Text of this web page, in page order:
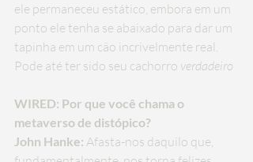
ele permaneceu estático, embora em um
ponto ele tenha se abaixado para dar um
tapinha em um cão incrivelmente real.
Pode até ter sido seu cachorro verdadeiro
WIRED: Por que você chama o
metaverso de distópico?
John Hanke: Afasta-nos daquilo que,